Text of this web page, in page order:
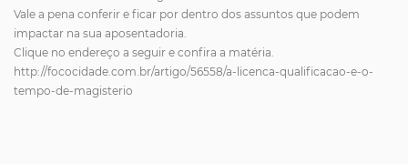
Vale a pena conferir e ficar por dentro dos assuntos que podem
impactar na sua aposentadoria.
Clique no endereço a seguir e confira a matéria.
http://fococidade.com.br/artigo/56558/a-licenca-qualificacao-e-o-
tempo-de-magisterio